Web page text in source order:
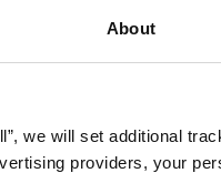
About
we will set additional
providers, your